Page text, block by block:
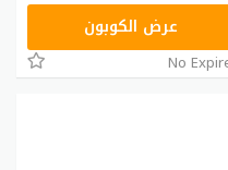
TRSS148عرض الكوبون
No